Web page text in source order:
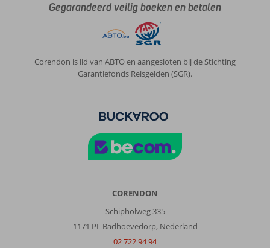
Gegarandeerd veilig boeken en betalen
Corendon is lid van ABTO en aangesloten bij de Stichting
Garantiefonds Reisgelden (SGR).
CORENDON
Schipholweg 335
1171 PL Badhoevedorp, Nederland
02 722 94 94